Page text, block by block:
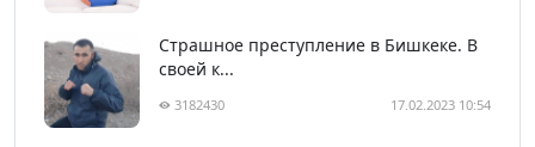
Страшное преступление в Бишкеке. В
своей к...
3182430 17.02.2023 10:54